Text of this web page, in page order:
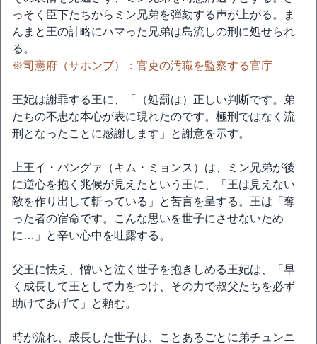
っそく臣下たちからミン兄弟を弾劾する声が上がる。ま
んまと王の計略にハマった兄弟は島流しの刑に処せられ
る。
※司憲府（サホンブ）：官吏の汚職を監察する官庁
王妃は謝罪する王に、「（処罰は）正しい判断です。弟
たちの不忠な本心が表に現れたのです。極刑ではなく流
刑となったことに感謝します」と謝意を示す。
上王イ・バングァ（キム・ミョンス）は、ミン兄弟が後
に逆心を抱く兆候が見えたという王に、「王は見えない
敵を作り出して斬っている」と苦言を呈する。王は「奪
った者の宿命です。こんな思いを世子にさせないため
に…」と辛い心中を吐露する。
父王に怯え、憎いと泣く世子を抱きしめる王妃は、「早
く成長して王として力をつけ、その力で叔父たちを必ず
助けてあげて」と頼む。
時が流れ、成長した世子は、ことあるごとに弟チュンニ